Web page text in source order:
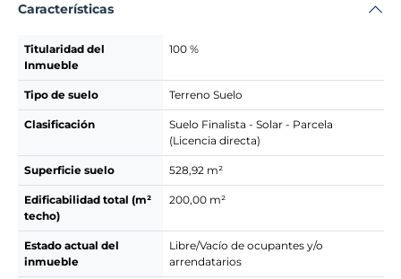
Características
Titularidad del
Inmueble
100 %
Tipo de suelo Terreno Suelo
Clasificación
Suelo Finalista - Solar - Parcela
(Licencia directa)
Superficie suelo 528,92 m²
Edificabilidad total (m²
techo)
200,00 m²
Estado actual del
inmueble
Libre/Vacío de ocupantes y/o
arrendatarios